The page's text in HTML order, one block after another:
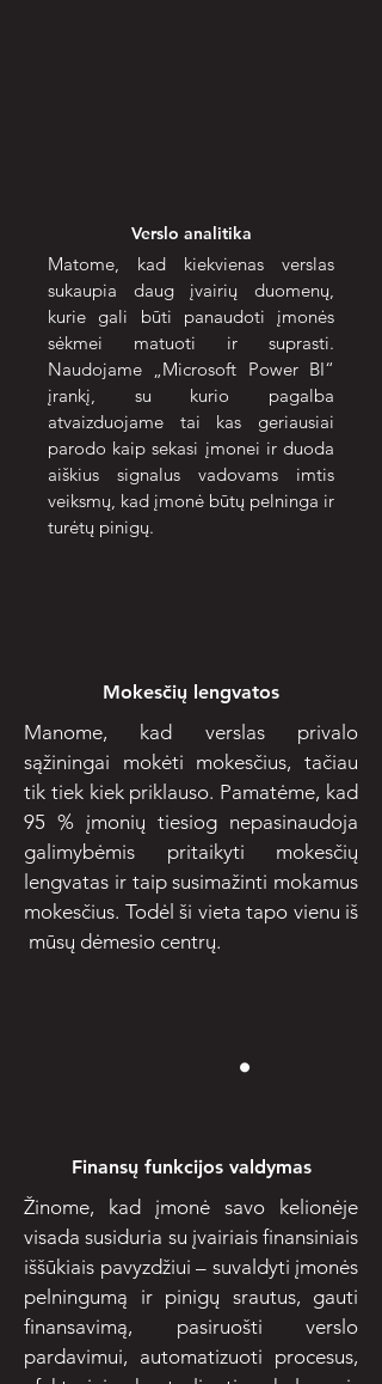
Verslo analitika
Matome, kad kiekvienas verslas
sukaupia daug įvairių duomenų,
kurie gali būti panaudoti įmonės
sėkmei matuoti ir suprasti.
Naudojame „Microsoft Power BI“
įrankį, su kurio pagalba
atvaizduojame tai kas geriausiai
parodo kaip sekasi įmonei ir duoda
aiškius signalus vadovams imtis
veiksmų, kad įmonė būtų pelninga ir
turėtų pinigų.
Mokesčių lengvatos
Manome, kad verslas privalo
sąžiningai mokėti mokesčius, tačiau
tik tiek kiek priklauso. Pamatėme, kad
95 % įmonių tiesiog nepasinaudoja
galimybėmis pritaikyti mokesčių
lengvatas ir taip susimažinti mokamus
mokesčius. Todėl ši vieta tapo vienu iš
mūsų dėmesio centrų.
Finansų funkcijos valdymas
Žinome, kad įmonė savo kelionėje
visada susiduria su įvairiais finansiniais
iššūkiais pavyzdžiui – suvaldyti įmonės
pelningumą ir pinigų srautus, gauti
finansavimą, pasiruošti verslo
pardavimui, automatizuoti procesus,